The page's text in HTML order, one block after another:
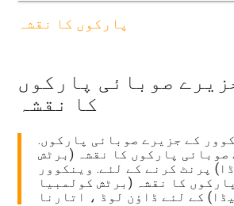
پارکوں کا نقشہ
صوبائی پارکوں
کا نقشہ
کے جزیرے صوبائی پارکوں.
صوبائی پارکوں کا نقشہ (برٹش
پرنٹ کرنے کے لئے. وینکوور
کا نقشہ (برٹش کولمبیا